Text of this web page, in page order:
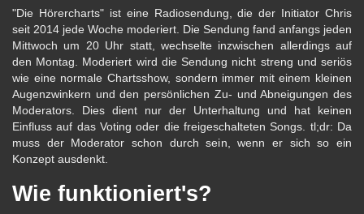
"Die Hörercharts" ist eine Radiosendung, die der Initiator Chris
seit 2014 jede Woche moderiert. Die Sendung fand anfangs jeden
Mittwoch um 20 Uhr statt, wechselte inzwischen allerdings auf
den Montag. Moderiert wird die Sendung nicht streng und seriös
wie eine normale Chartsshow, sondern immer mit einem kleinen
Augenzwinkern und den persönlichen Zu- und Abneigungen des
Moderators. Dies dient nur der Unterhaltung und hat keinen
Einfluss auf das Voting oder die freigeschalteten Songs. tl;dr: Da
muss der Moderator schon durch sein, wenn er sich so ein
Konzept ausdenkt.
Wie funktioniert's?